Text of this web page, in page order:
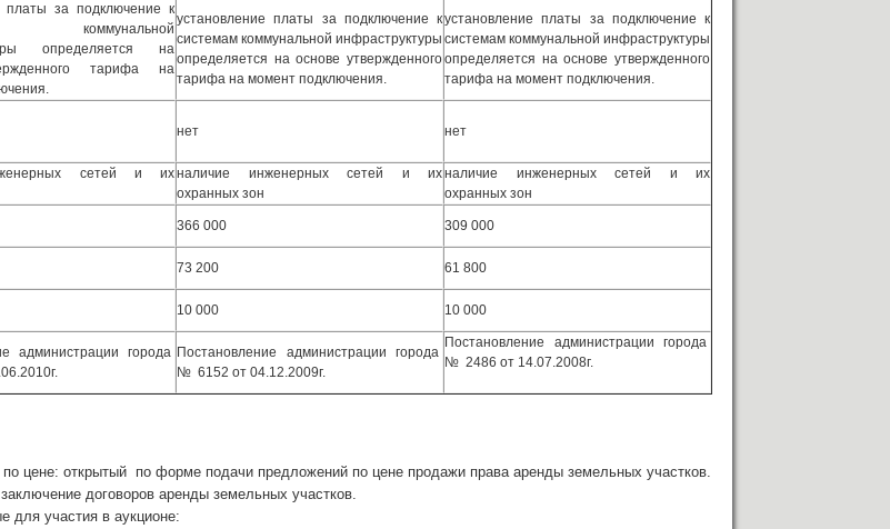
платы за подключение к
коммунальной
определяется на
тарифа на
установление платы за подключение к
системам коммунальной инфраструктуры
определяется на основе утвержденного
тарифа на момент подключения.
установление платы за подключение к
системам коммунальной инфраструктуры
определяется на основе утвержденного
тарифа на момент подключения.
нет нет
сетей и ихналичие инженерных сетей и их
охранных зон
наличие инженерных сетей и их
охранных зон
366 000 309 000
73 200 61 800
10 000 10 000
администрации города Постановление администрации города
№ 6152 от 04.12.2009г.
Постановление администрации города
№ 2486 от 14.07.2008г.
цене: открытый по форме подачи предложений по цене продажи права аренды земельных участков.
договоров аренды земельных участков.
участия в аукционе: